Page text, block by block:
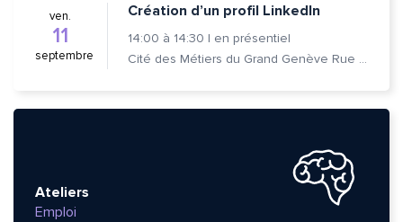
ven.
11
septembre
Création d’un profil LinkedIn
14:00 à 14:30 | en présentiel
Cité des Métiers du Grand Genève Rue Prévost-Martin 6 1205 Genève
Ateliers
Emploi